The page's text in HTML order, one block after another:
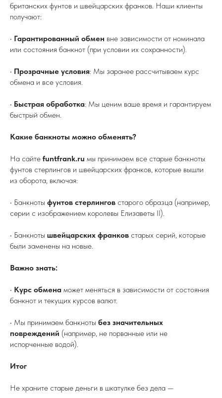
британских фунтов и швейцарских франков. Наши клиенты
получают:
• Гарантированный обмен вне зависимости от номинала
или состояния банкнот (при условии их сохранности).
• Прозрачные условия: Мы заранее рассчитываем курс
обмена и все условия.
• Быстрая обработка: Мы ценим ваше время и гарантируем
быстрый обмен.
Какие банкноты можно обменять?
На сайте funtfrank.ru мы принимаем все старые банкноты
фунтов стерлингов и швейцарских франков, которые вышли
из оборота, включая:
• Банкноты фунтов стерлингов старого образца (например,
серии с изображением королевы Елизаветы II).
• Банкноты швейцарских франков старых серий, которые
были заменены на новые.
Важно знать:
• Курс обмена может меняться в зависимости от состояния
банкнот и текущих курсов валют.
• Мы принимаем банкноты без значительных
повреждений (например, не порванные или не
испорченные водой).
Итог
Не храните старые деньги в шкатулке без дела —